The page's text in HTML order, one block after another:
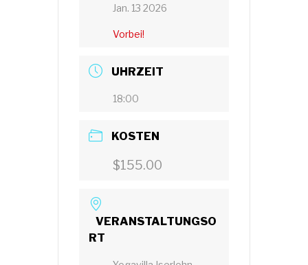
Jan. 13 2026
Vorbei!
UHRZEIT
18:00
KOSTEN
$155.00
VERANSTALTUNGSO
RT